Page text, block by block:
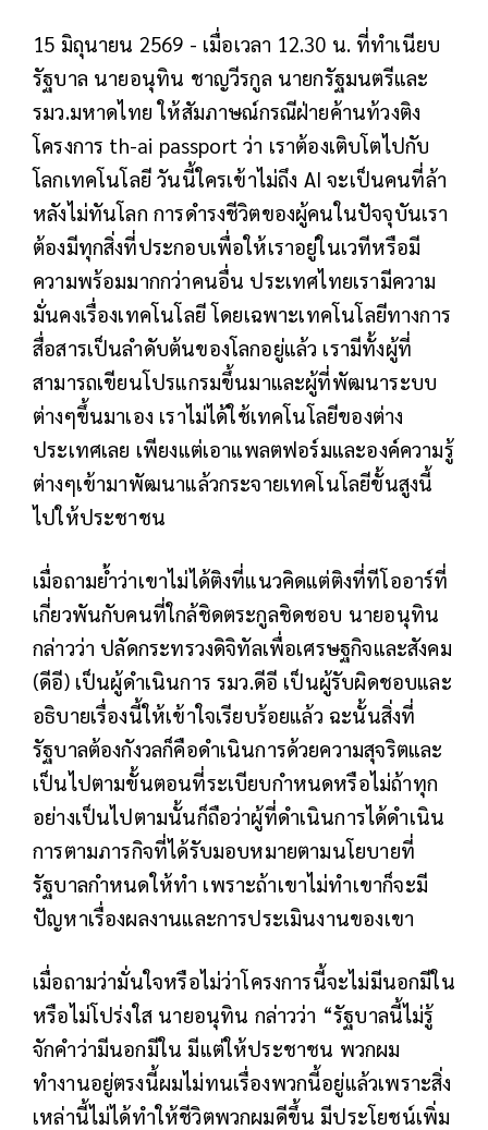
15 มิถุนายน 2569 - เมื่อเวลา 12.30 น. ที่ทำเนียบ
รัฐบาล นายอนุทิน ชาญวีรกูล นายกรัฐมนตรีและ
รมว.มหาดไทย ให้สัมภาษณ์กรณีฝ่ายค้านท้วงติง
โครงการ th-ai passport ว่า เราต้องเติบโตไปกับ
โลกเทคโนโลยี วันนี้ใครเข้าไม่ถึง AI จะเป็นคนที่ล้า
หลังไม่ทันโลก การดำรงชีวิตของผู้คนในปัจจุบันเรา
ต้องมีทุกสิ่งที่ประกอบเพื่อให้เราอยู่ในเวทีหรือมี
ความพร้อมมากกว่าคนอื่น ประเทศไทยเรามีความ
มั่นคงเรื่องเทคโนโลยี โดยเฉพาะเทคโนโลยีทางการ
สื่อสารเป็นลำดับต้นของโลกอยู่แล้ว เรามีทั้งผู้ที่
สามารถเขียนโปรแกรมขึ้นมาและผู้ที่พัฒนาระบบ
ต่างๆขึ้นมาเอง เราไม่ได้ใช้เทคโนโลยีของต่าง
ประเทศเลย เพียงแต่เอาแพลตฟอร์มและองค์ความรู้
ต่างๆเข้ามาพัฒนาแล้วกระจายเทคโนโลยีขั้นสูงนี้
ไปให้ประชาชน
เมื่อถามย้ำว่าเขาไม่ได้ติงที่แนวคิดแต่ติงที่ทีโออาร์ที่
เกี่ยวพันกับคนที่ใกล้ชิดตระกูลชิดชอบ นายอนุทิน
กล่าวว่า ปลัดกระทรวงดิจิทัลเพื่อเศรษฐกิจและสังคม
(ดีอี) เป็นผู้ดำเนินการ รมว.ดีอี เป็นผู้รับผิดชอบและ
อธิบายเรื่องนี้ให้เข้าใจเรียบร้อยแล้ว ฉะนั้นสิ่งที่
รัฐบาลต้องกังวลก็คือดำเนินการด้วยความสุจริตและ
เป็นไปตามขั้นตอนที่ระเบียบกำหนดหรือไม่ถ้าทุก
อย่างเป็นไปตามนั้นก็ถือว่าผู้ที่ดำเนินการได้ดำเนิน
การตามภารกิจที่ได้รับมอบหมายตามนโยบายที่
รัฐบาลกำหนดให้ทำ เพราะถ้าเขาไม่ทำเขาก็จะมี
ปัญหาเรื่องผลงานและการประเมินงานของเขา
เมื่อถามว่ามั่นใจหรือไม่ว่าโครงการนี้จะไม่มีนอกมีใน
หรือไม่โปร่งใส นายอนุทิน กล่าวว่า “รัฐบาลนี้ไม่รู้
จักคำว่ามีนอกมีใน มีแต่ให้ประชาชน พวกผม
ทำงานอยู่ตรงนี้ผมไม่ทนเรื่องพวกนี้อยู่แล้วเพราะสิ่ง
เหล่านี้ไม่ได้ทำให้ชีวิตพวกผมดีขึ้น มีประโยชน์เพิ่ม